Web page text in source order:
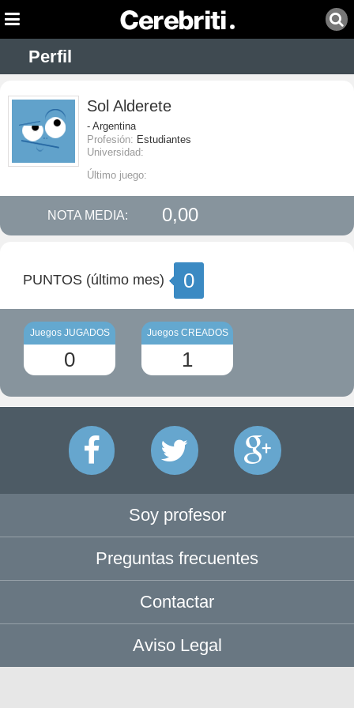
Perfil
Sol Alderete
- Argentina
Profesión: Estudiantes
Universidad:
Último juego:
NOTA MEDIA: 0,00
PUNTOS (último mes) 0
Juegos JUGADOS
0
Juegos CREADOS
1
Soy profesor
Preguntas frecuentes
Contactar
Aviso Legal